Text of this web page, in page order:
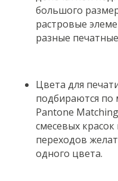
большого
растровые
разные
Цвета для
подбираются по
Pantone
смесевых
переходов
одного цвета.